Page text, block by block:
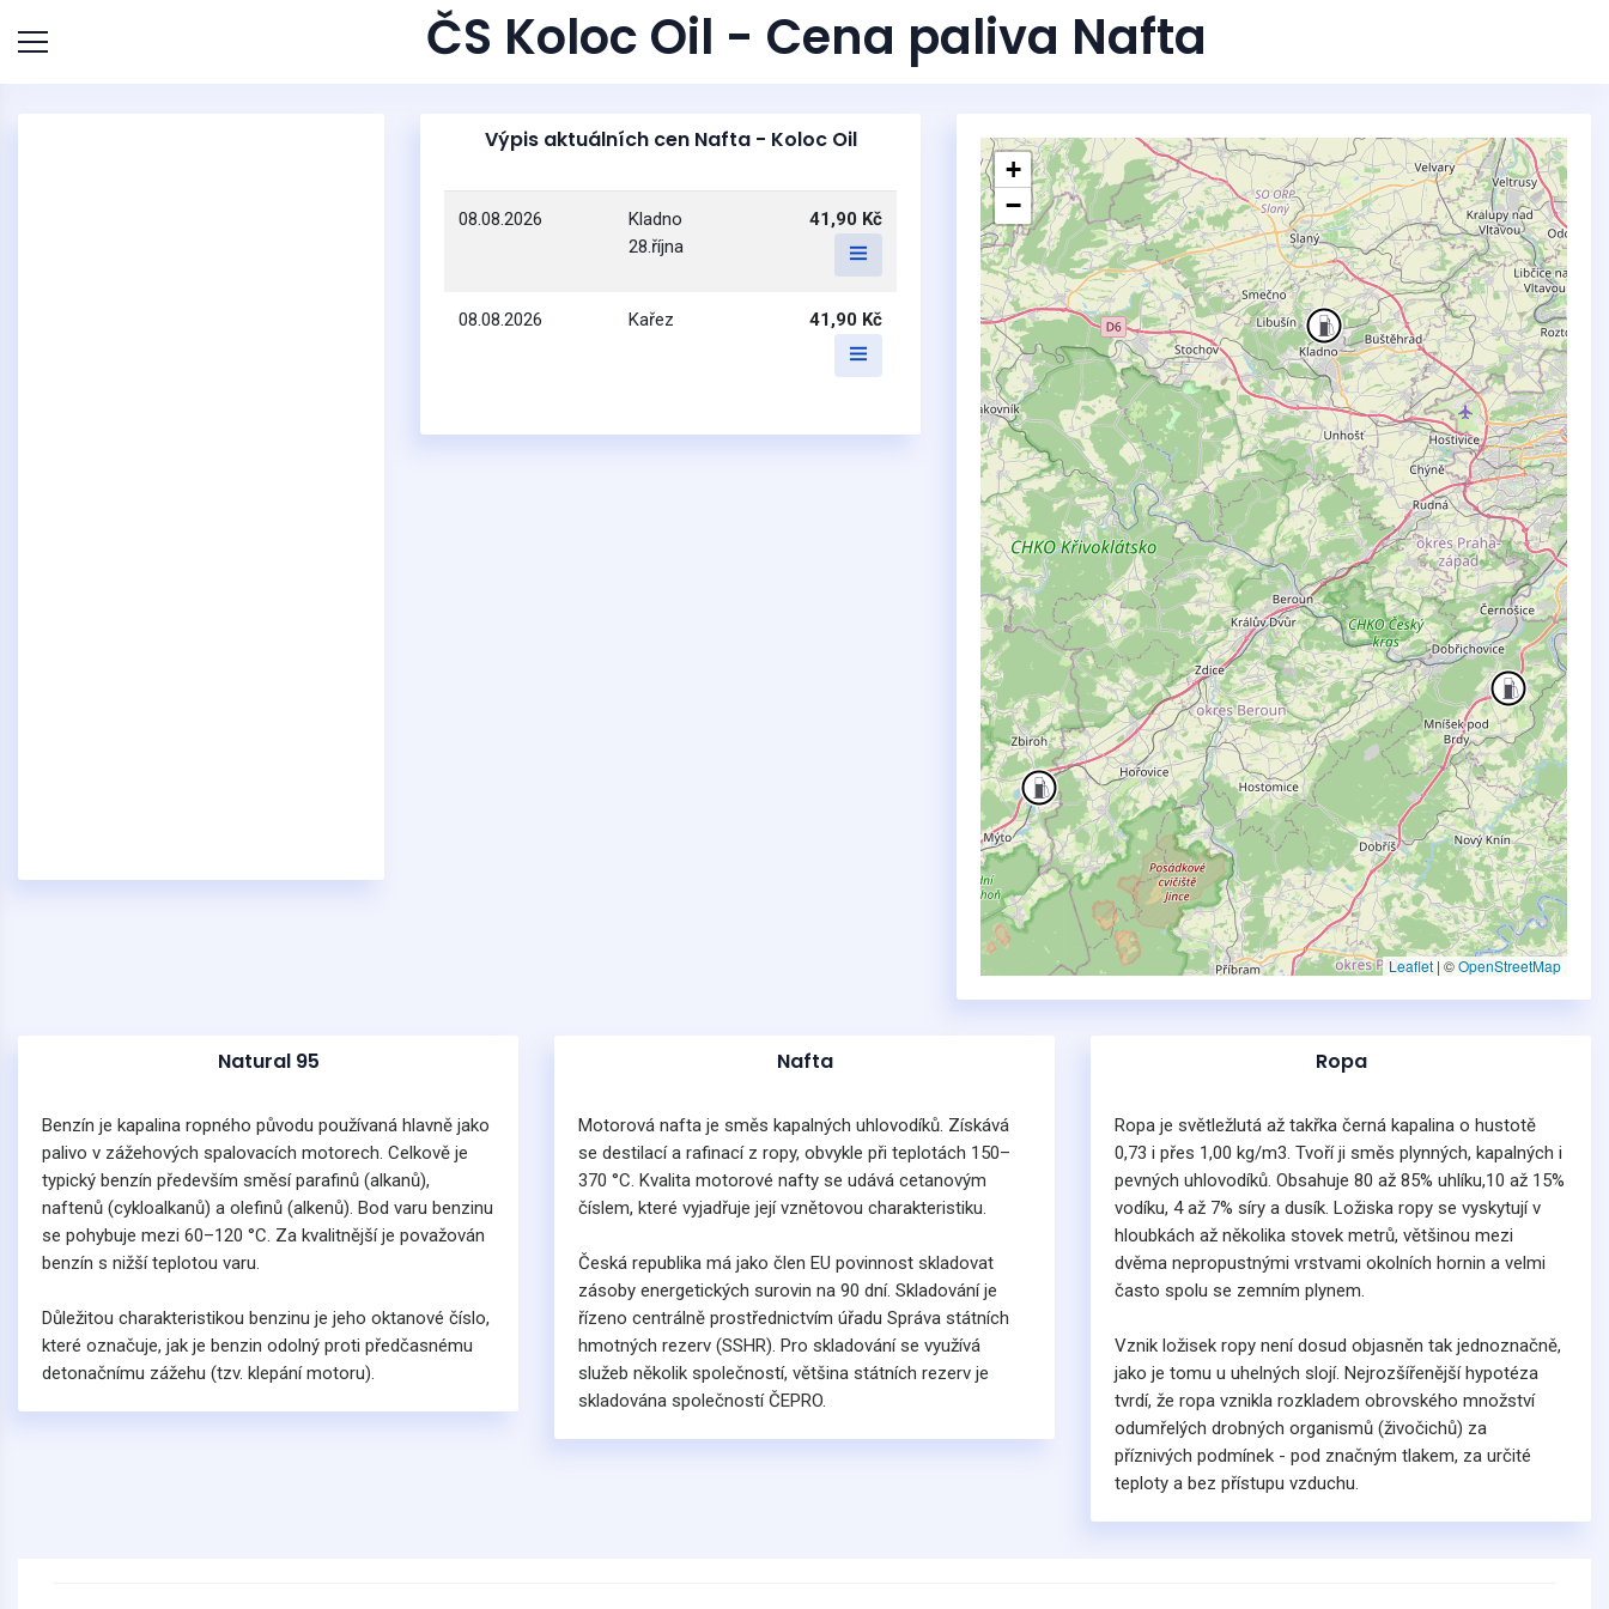
ČS Koloc Oil - Cena paliva Nafta
Výpis aktuálních cen Nafta - Koloc Oil
08.08.2026
Kladno
28.října
41,90 Kč
08.08.2026 Kařez 41,90 Kč
+
−
Leaflet | ©OpenStreetMap
Natural 95
Benzín je kapalina ropného původu používaná hlavně jako
palivo v zážehových spalovacích motorech. Celkově je
typický benzín především směsí parafinů (alkanů),
naftenů (cykloalkanů) a olefinů (alkenů). Bod varu benzinu
se pohybuje mezi 60–120 °C. Za kvalitnější je považován
benzín s nižší teplotou varu.
Důležitou charakteristikou benzinu je jeho oktanové číslo,
které označuje, jak je benzin odolný proti předčasnému
detonačnímu zážehu (tzv. klepání motoru).
Nafta
Motorová nafta je směs kapalných uhlovodíků. Získává
se destilací a rafinací z ropy, obvykle při teplotách 150–
370 °C. Kvalita motorové nafty se udává cetanovým
číslem, které vyjadřuje její vznětovou charakteristiku.
Česká republika má jako člen EU povinnost skladovat
zásoby energetických surovin na 90 dní. Skladování je
řízeno centrálně prostřednictvím úřadu Správa státních
hmotných rezerv (SSHR). Pro skladování se využívá
služeb několik společností, většina státních rezerv je
skladována společností ČEPRO.
Ropa
Ropa je světležlutá až takřka černá kapalina o hustotě
0,73 i přes 1,00 kg/m3. Tvoří ji směs plynných, kapalných i
pevných uhlovodíků. Obsahuje 80 až 85% uhlíku,10 až 15%
vodíku, 4 až 7% síry a dusík. Ložiska ropy se vyskytují v
hloubkách až několika stovek metrů, většinou mezi
dvěma nepropustnými vrstvami okolních hornin a velmi
často spolu se zemním plynem.
Vznik ložisek ropy není dosud objasněn tak jednoznačně,
jako je tomu u uhelných slojí. Nejrozšířenější hypotéza
tvrdí, že ropa vznikla rozkladem obrovského množství
odumřelých drobných organismů (živočichů) za
příznivých podmínek - pod značným tlakem, za určité
teploty a bez přístupu vzduchu.